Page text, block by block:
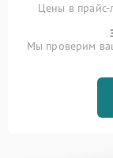
Цены в прайс-
Мы проверим